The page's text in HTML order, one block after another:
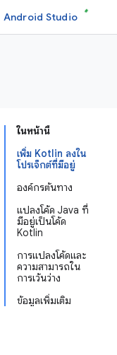
Android Studio
ในหน้านี้
เพิ่ม Kotlin ลงใน
โปรเจ็กต์ที่มีอยู่
องค์กรต้นทาง
แปลงโค้ด Java ที่
มีอยู่เป็นโค้ด
Kotlin
การแปลงโค้ดและ
ความสามารถใน
การเว้นว่าง
ข้อมูลเพิ่มเติม